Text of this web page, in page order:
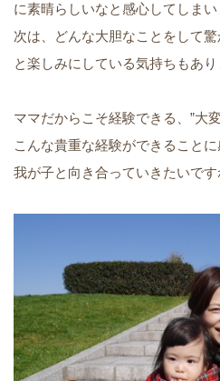
に素晴らしいなと感心してしまい
次は、どんな大胆なことをして
と楽しみにしている気持ちもあ
ママだからこそ経験できる、”大変
こんな貴重な経験ができることに
我が子と向き合っていきたいです